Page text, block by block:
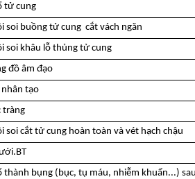
tử cung
soi buồng tử cung cắt vách ngăn
soi khâu lỗ thủng tử cung
đồ âm đạo
nhân tạo
tràng
soi cắt tử cung hoàn toàn và vét hạch chậu
thành bụng (bục, tụ máu, nhiễm khuẩn...)